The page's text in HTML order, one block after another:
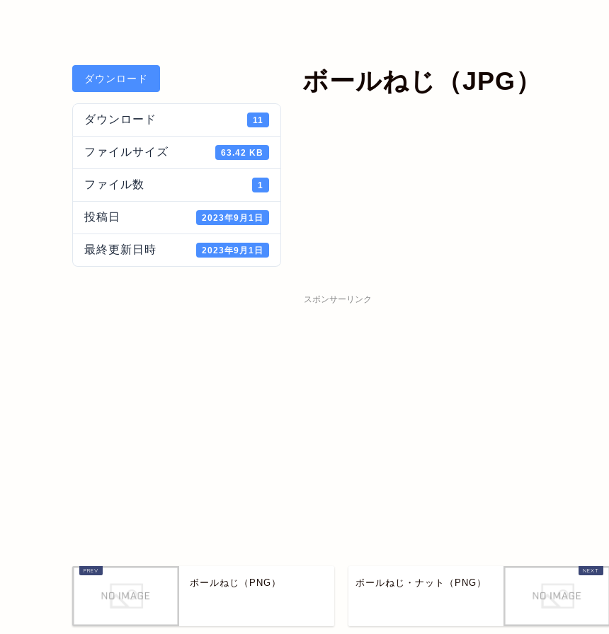
ダウンロード
ダウンロード 11
ファイルサイズ 63.42 KB
ファイル数 1
投稿日 2023年9月1日
最終更新日時 2023年9月1日
ボールねじ（JPG）
スポンサーリンク
ボールねじ（PNG） ボールねじ・ナット（PNG）